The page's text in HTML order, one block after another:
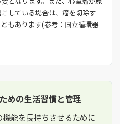
している場合は、瘤を切除す
もあります(参考：国立循環器
めの生活習慣と管理
能を長持ちさせるために